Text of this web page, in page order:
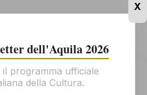
il consenso
dell'Aquila 2026
il programma ufficiale
della Cultura.
X